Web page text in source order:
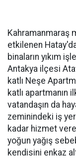
Kahramanmaraş
etkilenen
binaların yıkım
Antakya ilçesi
katlı Neşe
katlı apartmanın
vatandaşın da
zeminindeki iş
kadar hizmet
yoğun yağış
kendisini enkaz